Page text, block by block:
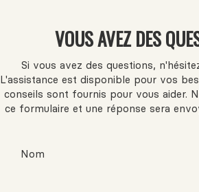
VOUS AVEZ DES
Si vous avez des questions,
L'assistance est disponible pour vos
conseils sont fournis pour vous aider.
ce formulaire et une réponse sera
Nom